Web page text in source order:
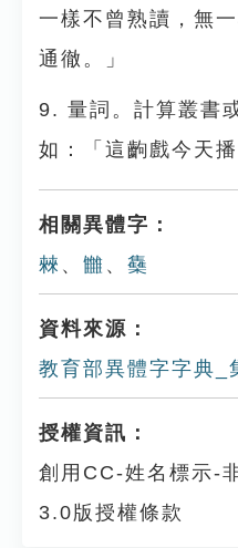
一樣不曾熟讀，無
通徹。」
9. 量詞。計算叢書
如：「這齣戲今天播
相關異體字：
㯤 、 雦 、 雧
資料來源：
教育部異體字字典_
授權資訊：
創用CC-姓名標示-
3.0版授權條款